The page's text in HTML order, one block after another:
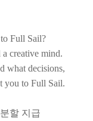
Full Sail?
creative mind.
what decisions,
you to Full Sail.
할 지급